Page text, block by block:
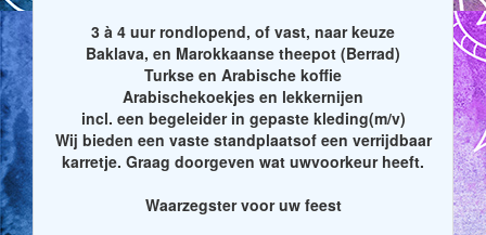
3 à 4 uur rondlopend, of vast, naar keuze
Baklava, en Marokkaanse theepot (Berrad)
Turkse en Arabische koffie
Arabischekoekjes en lekkernijen
incl. een begeleider in gepaste kleding(m/v)
Wij bieden een vaste standplaatsof een verrijdbaar
karretje. Graag doorgeven wat uwvoorkeur heeft.
Waarzegster voor uw feest